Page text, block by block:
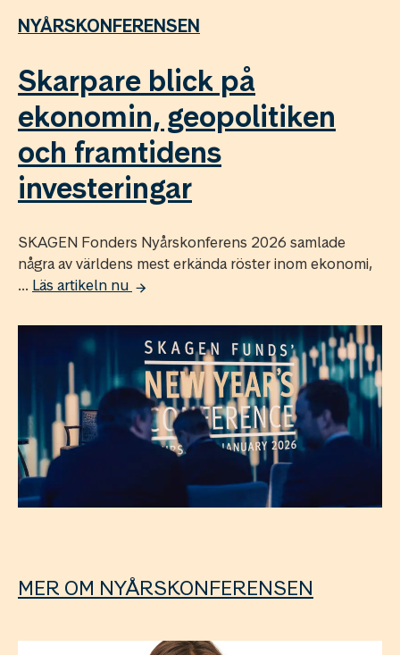
NYÅRSKONFERENSEN
Skarpare blick på
ekonomin, geopolitiken
och framtidens
investeringar
SKAGEN Fonders Nyårskonferens 2026 samlade
några av världens mest erkända röster inom ekonomi,
... Läs artikeln nu
MER OM NYÅRSKONFERENSEN